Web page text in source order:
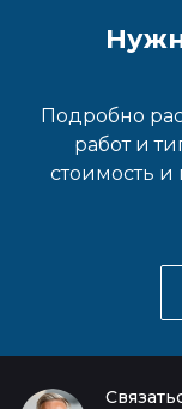
Подробно
работ и
стоимость